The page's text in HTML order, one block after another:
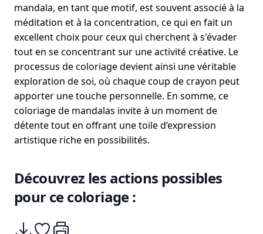
mandala, en tant que motif, est souvent associé à la
méditation et à la concentration, ce qui en fait un
excellent choix pour ceux qui cherchent à s'évader
tout en se concentrant sur une activité créative. Le
processus de coloriage devient ainsi une véritable
exploration de soi, où chaque coup de crayon peut
apporter une touche personnelle. En somme, ce
coloriage de mandalas invite à un moment de
détente tout en offrant une toile d’expression
artistique riche en possibilités.
Découvrez les actions possibles
pour ce coloriage :
Télécharger
Ajouter à mes coups de coeurs
Imprimer